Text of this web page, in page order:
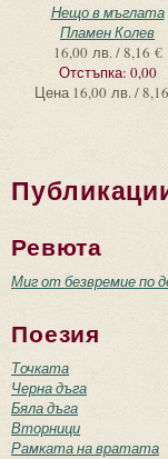
Нещо в мъглата
Пламен Колев
16,00 лв. / 8,16 €
Отстъпка: 0,00
Цена 16,00 лв. /
Ревюта
Миг от безвремие по
Поезия
Точката
Черна дъга
Бяла дъга
Вторници
Рамката на вратата